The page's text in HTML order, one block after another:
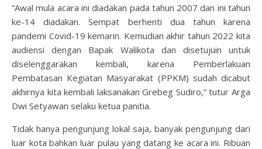
“Awal mula acara ini diadakan pada tahun 2007 dan ini tahun
ke-14 diadakan. Sempat berhenti dua tahun karena
pandemi Covid-19 kemarin. Kemudian akhir tahun 2022 kita
audiensi dengan Bapak Walikota dan disetujuin untuk
diselenggarakan kembali, karena Pemberlakuan
Pembatasan Kegiatan Masyarakat (PPKM) sudah dicabut
akhirnya kita kembali laksanakan Grebeg Sudiro,” tutur Arga
Dwi Setyawan selaku ketua panitia.
Tidak hanya pengunjung lokal saja, banyak pengunjung dari
luar kota bahkan luar pulau yang datang ke acara ini. Ribuan